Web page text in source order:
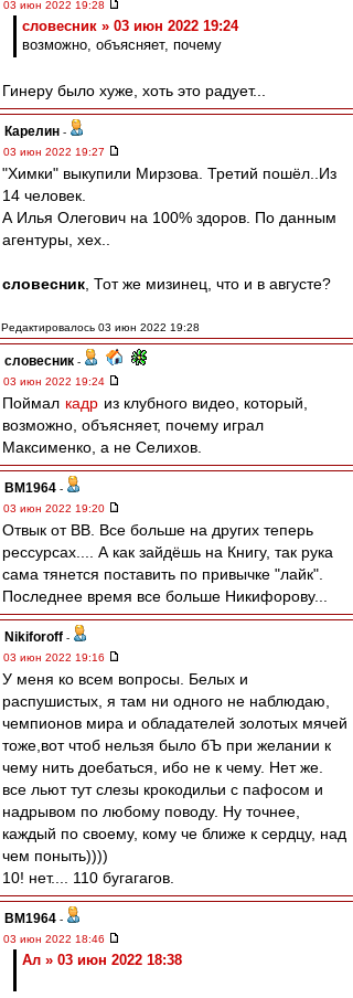
03 июн 2022 19:28
словесник » 03 июн 2022 19:24
возможно, объясняет, почему
Гинеру было хуже, хоть это радует...
Карелин -
03 июн 2022 19:27
"Химки" выкупили Мирзова. Третий пошёл..Из
14 человек.
А Илья Олегович на 100% здоров. По данным
агентуры, хех..
словесник , Тот же мизинец, что и в августе?
Редактировалось 03 июн 2022 19:28
словесник -
03 июн 2022 19:24
Поймал кадр из клубного видео, который,
возможно, объясняет, почему играл
Максименко, а не Селихов.
BM1964 -
03 июн 2022 19:20
Отвык от ВВ. Все больше на других теперь
рессурсах.... А как зайдёшь на Книгу, так рука
сама тянется поставить по привычке "лайк".
Последнее время все больше Никифорову...
Nikiforoff -
03 июн 2022 19:16
У меня ко всем вопросы. Белых и
распушистых, я там ни одного не наблюдаю,
чемпионов мира и обладателей золотых мячей
тоже,вот чтоб нельзя было бЪ при желании к
чему нить доебаться, ибо не к чему. Нет же.
все льют тут слезы крокодильи с пафосом и
надрывом по любому поводу. Ну точнее,
каждый по своему, кому че ближе к сердцу, над
чем поныть))))
10! нет.... 110 бугагагов.
BM1964 -
03 июн 2022 18:46
Ал » 03 июн 2022 18:38